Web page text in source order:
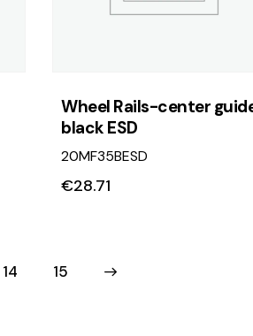
Wheel Rails-center
black ESD
20MF35BESD
€28.71
14 15
→